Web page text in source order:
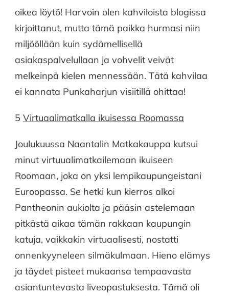
oikea löytö! Harvoin olen kahviloista blogissa
kirjoittanut, mutta tämä paikka hurmasi niin
miljööllään kuin sydämellisellä
asiakaspalvelullaan ja vohvelit veivät
melkeinpä kielen mennessään. Tätä kahvilaa
ei kannata Punkaharjun visiitillä ohittaa!
5 Virtuaalimatkalla ikuisessa Roomassa
Joulukuussa Naantalin Matkakauppa kutsui
minut virtuualimatkailemaan ikuiseen
Roomaan, joka on yksi lempikaupungeistani
Euroopassa. Se hetki kun kierros alkoi
Pantheonin aukiolta ja pääsin astelemaan
pitkästä aikaa tämän rakkaan kaupungin
katuja, vaikkakin virtuaalisesti, nostatti
onnenkyyneleen silmäkulmaan. Hieno elämys
ja täydet pisteet mukaansa tempaavasta
asiantuntevasta liveopastuksesta. Tämä oli